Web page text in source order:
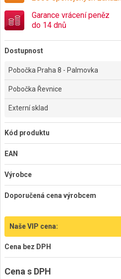
Garance vrácení peněz
do 14 dnů
Dostupnost
Pobočka Praha 8 - Palmovka
Pobočka Řevnice
Externí sklad
Kód produktu
EAN
Výrobce
Doporučená cena výrobcem
Naše VIP cena:
Cena bez DPH
Cena s DPH